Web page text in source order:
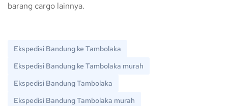
barang cargo lainnya.
Ekspedisi Bandung ke Tambolaka
Ekspedisi Bandung ke Tambolaka murah
Ekspedisi Bandung Tambolaka
Ekspedisi Bandung Tambolaka murah